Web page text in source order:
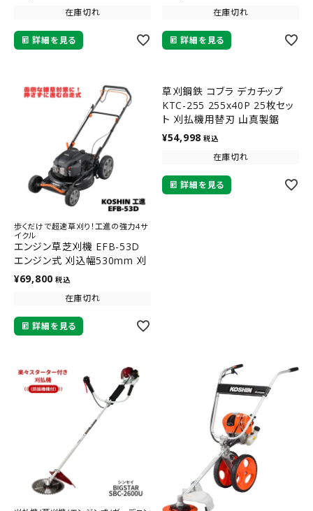
在庫切れ
詳細を見る
在庫切れ
詳細を見る
歩くだけで超速草刈り！工進の強力4サ
イクル
エンジン草芝刈機 EFB-53D
エンジン式 刈込幅530mm 刈
取高30~95mm 自走式 草刈
機 刈込幅530 mm KOSHIN
工進 強力 パワー 広い敷地 畑
畔 楽々作業
¥69,800 税込
在庫切れ
詳細を見る
草刈鋼鉄 コブラ デカチップ
KTC-255 255x40P 25枚セッ
ト 刈払機用替刃 山真製鋸
¥54,998 税込
在庫切れ
詳細を見る